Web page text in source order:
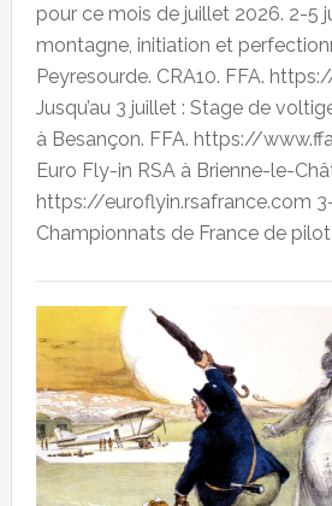
pour ce mois de juillet 2026. 2-5
montagne, initiation et
Peyresourde. CRA10. FFA.
Jusqu’au 3 juillet : Stage de
à Besançon. FFA. https://
Euro Fly-in RSA à Brienne-le-
https://euroflyin.rsafrance.com
Championnats de France de